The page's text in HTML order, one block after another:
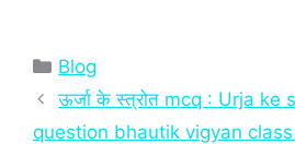
Categories
Blog
ऊर्जा के स्त्रोत mcq : Urja
question bhautik vigyan class